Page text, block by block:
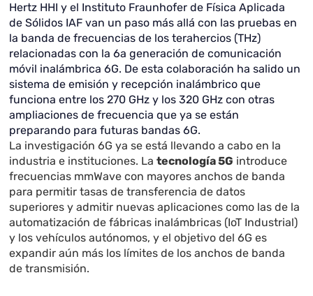
Hertz HHI y el Instituto Fraunhofer de Física Aplicada
de Sólidos IAF van un paso más allá con las pruebas en
la banda de frecuencias de los terahercios (THz)
relacionadas con la 6a generación de comunicación
móvil inalámbrica 6G. De esta colaboración ha salido un
sistema de emisión y recepción inalámbrico que
funciona entre los 270 GHz y los 320 GHz con otras
ampliaciones de frecuencia que ya se están
preparando para futuras bandas 6G.
La investigación 6G ya se está llevando a cabo en la
industria e instituciones. Latecnología 5G introduce
frecuencias mmWave con mayores anchos de banda
para permitir tasas de transferencia de datos
superiores y admitir nuevas aplicaciones como las de la
automatización de fábricas inalámbricas (IoT Industrial)
y los vehículos autónomos, y el objetivo del 6G es
expandir aún más los límites de los anchos de banda
de transmisión.